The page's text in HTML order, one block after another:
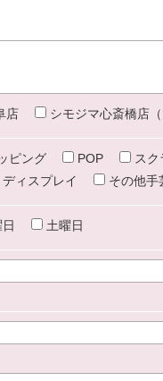
店 シモジマ心斎橋店（
ピング POP
ス
ディスプレイ その他手
土曜日